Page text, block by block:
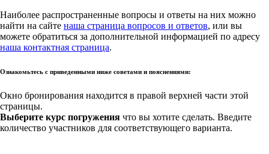
Наиболее распространенные вопросы и ответы на них можно
найти на сайте наша страница вопросов и ответов, или вы
можете обратиться за дополнительной информацией по адресу
наша контактная страница.
Ознакомьтесь с приведенными ниже советами и пояснениями:
Окно бронирования находится в правой верхней части этой
страницы.
Выберите курс погружения что вы хотите сделать. Введите
количество участников для соответствующего варианта.